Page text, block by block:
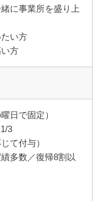
に事業所を盛り上
い方
方
曜日で固定）
3
じて付与）
多数／復帰8割以